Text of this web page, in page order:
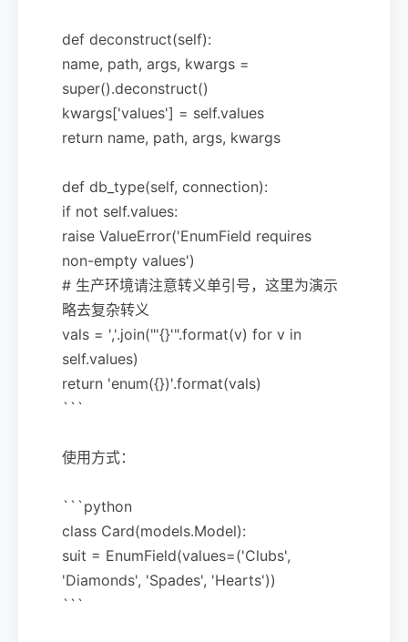
def deconstruct(self):
name, path, args, kwargs =
super().deconstruct()
kwargs['values'] = self.values
return name, path, args, kwargs
def db_type(self, connection):
if not self.values:
raise ValueError('EnumField requires
non-empty values')
# 生产环境请注意转义单引号，这里为演示
略去复杂转义
vals = ','.join("'{}'".format(v) for v in
self.values)
return 'enum({})'.format(vals)
```
使用方式：
```python
class Card(models.Model):
suit = EnumField(values=('Clubs',
'Diamonds', 'Spades', 'Hearts'))
```